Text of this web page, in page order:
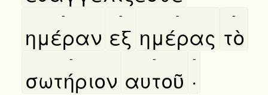
ημέραν
-
εξ
-
ημέρας
-
τὸ
-
σωτήριον
-
αυτοῦ
-
·
-